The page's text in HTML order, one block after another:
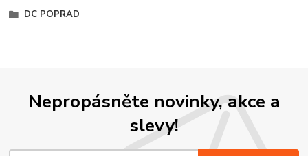
DC POPRAD
Nepropásněte novinky, akce a
slevy!